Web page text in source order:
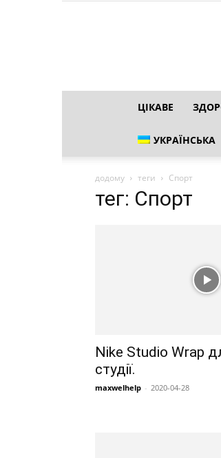
ЦІКАВЕ
УКРАЇНСЬКА
додому теги Спорт
тег: Спорт
Nike Studio Wrap
студії.
maxwelhelp - 2020-04-28